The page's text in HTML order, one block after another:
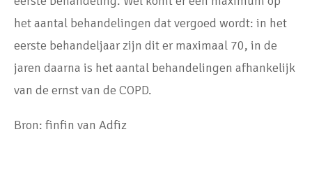
het aantal behandelingen dat vergoed wordt: in het
eerste behandeljaar zijn dit er maximaal 70, in de
jaren daarna is het aantal behandelingen afhankelijk
van de ernst van de COPD.
Bron: finfin van Adfiz